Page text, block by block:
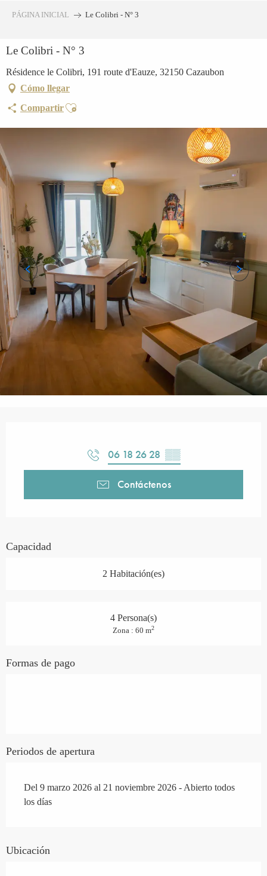
principal
PÁGINA INICIAL Le Colibri - N° 3
Le Colibri - N° 3
Résidence le Colibri, 191 route d'Eauze, 32150 Cazaubon
Cómo llegar
CompartirAjouter aux favoris
06 18 26 28 ▒▒
Contáctenos
Capacidad
2 Habitación(es)
4 Persona(s)
Zona : 60 m2
Formas de pago
Periodos de apertura
Del 9 marzo 2026 al 21 noviembre 2026 - Abierto todos
los días
Ubicación